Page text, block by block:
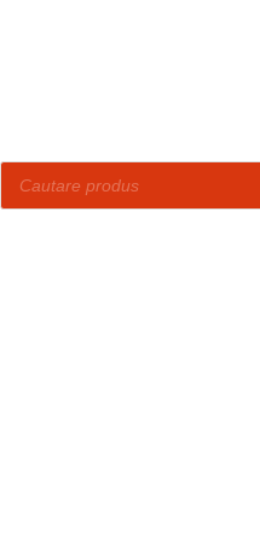
Products
search